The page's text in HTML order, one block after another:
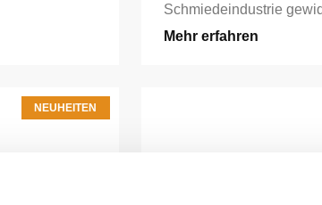
Schmiedeindustrie
Mehr erfahren
NEUHEITEN